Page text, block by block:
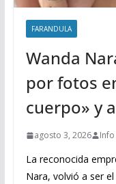
FARANDULA
Wanda
por fotos
cuerpo» y
agosto 3, 2026 Info
La reconocida
Nara, volvió a ser